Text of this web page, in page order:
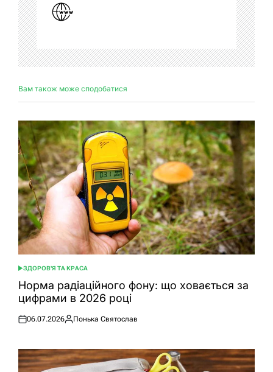
Вам також може сподобатися
ОПУБЛІКУВАТИ
У
ЗДОРОВ'Я ТА КРАСА
Норма радіаційного фону: що ховається за
цифрами в 2026 році
Оприлюднено
06.07.2026
Опубліковано
Понька Святослав